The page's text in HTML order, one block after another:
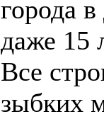
города
даже 15
Все
зыбких